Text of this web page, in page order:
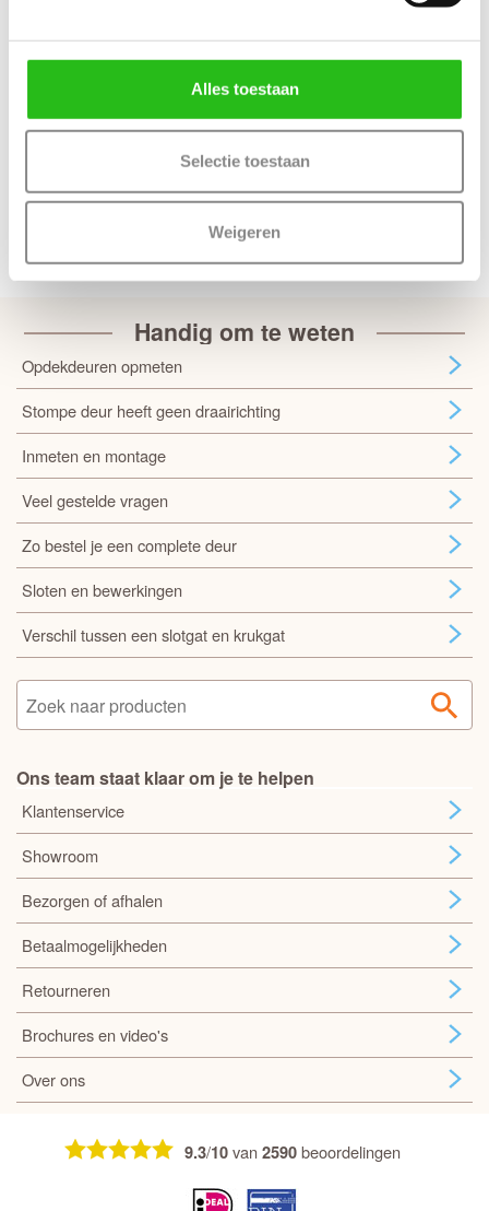
Alles toestaan
Selectie toestaan
Weigeren
Handig om te weten
Opdekdeuren opmeten
Stompe deur heeft geen draairichting
Inmeten en montage
Veel gestelde vragen
Zo bestel je een complete deur
Sloten en bewerkingen
Verschil tussen een slotgat en krukgat
Ons team staat klaar om je te helpen
Klantenservice
Showroom
Bezorgen of afhalen
Betaalmogelijkheden
Retourneren
Brochures en video's
Over ons
9.3/10van2590beoordelingen